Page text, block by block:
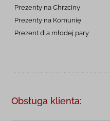
Prezenty na Chrzciny
Prezenty na Komunię
Prezent dla młodej pary
Obsługa klienta: